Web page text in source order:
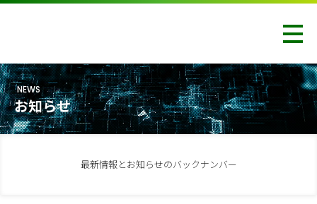
NEWS
お知らせ
最新情報とお知らせのバックナンバー